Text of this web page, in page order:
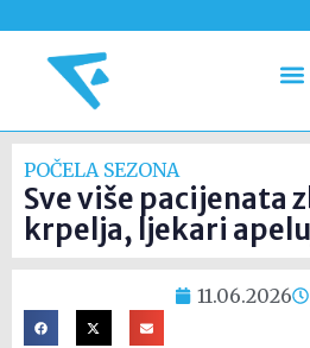
POČELA SEZONA
Sve više pacijenata
krpelja, ljekari
11.06.2026